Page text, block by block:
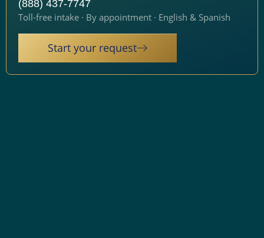
(888) 437-7747
Toll-free intake · By appointment · English & Spanish
Start your request